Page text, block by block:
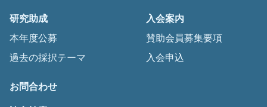
研究助成
本年度公募
過去の採択テーマ
入会案内
賛助会員募集要項
入会申込
お問合わせ